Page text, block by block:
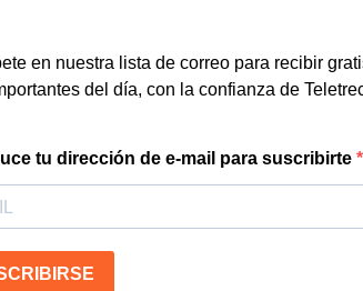
en nuestra lista de correo para recibir
del día, con la confianza de
tu dirección de e-mail para suscribirte